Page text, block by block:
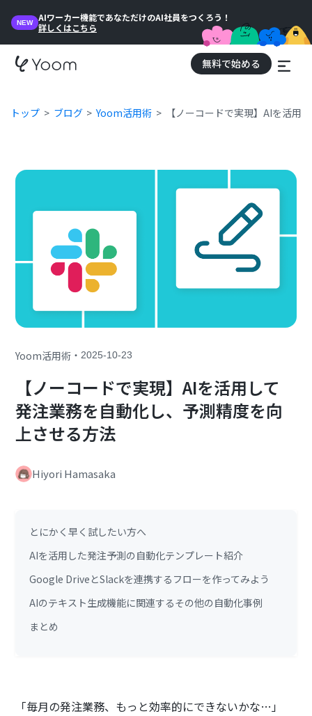
NEW
AIワーカー機能であなただけのAI社員をつくろう！
詳しくはこちら
無料で始める
トップ ブログ Yoom活用術 【ノーコードで実現】AIを活用
Yoom活用術 ・2025-10-23
【ノーコードで実現】AIを活用して
発注業務を自動化し、予測精度を向
上させる方法
Hiyori Hamasaka
とにかく早く試したい方へ
AIを活用した発注予測の自動化テンプレート紹介
Google DriveとSlackを連携するフローを作ってみよう
AIのテキスト生成機能に関連するその他の自動化事例
まとめ
「毎月の発注業務、もっと効率的にできないかな…」